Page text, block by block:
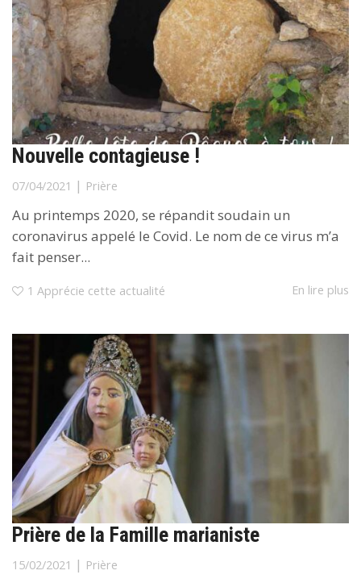
Nouvelle contagieuse !
07/04/2021 | Prière
Au printemps 2020, se répandit soudain un
coronavirus appelé le Covid. Le nom de ce virus m’a
fait penser...
1 Apprécie cette actualité En lire plus
Prière de la Famille marianiste
15/02/2021 | Prière